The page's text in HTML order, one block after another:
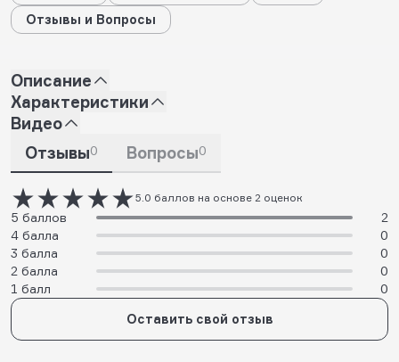
Отзывы и Вопросы
Описание
Характеристики
Видео
Отзывы0 Вопросы0
5.0 баллов на основе 2 оценок
5 баллов
2
4 балла
0
3 балла
0
2 балла
0
1 балл
0
Оставить свой отзыв